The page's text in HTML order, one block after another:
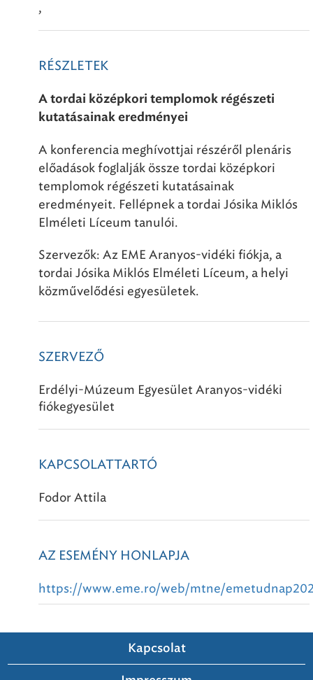
,
RÉSZLETEK
A tordai középkori templomok régészeti
kutatásainak eredményei
A konferencia meghívottjai részéről plenáris
előadások foglalják össze tordai középkori
templomok régészeti kutatásainak
eredményeit. Fellépnek a tordai Jósika Miklós
Elméleti Líceum tanulói.
Szervezők: Az EME Aranyos-vidéki fiókja, a
tordai Jósika Miklós Elméleti Líceum, a helyi
közművelődési egyesületek.
SZERVEZŐ
Erdélyi-Múzeum Egyesület Aranyos-vidéki
fiókegyesület
KAPCSOLATTARTÓ
Fodor Attila
AZ ESEMÉNY HONLAPJA
https://www.eme.ro/web/mtne/
Kapcsolat